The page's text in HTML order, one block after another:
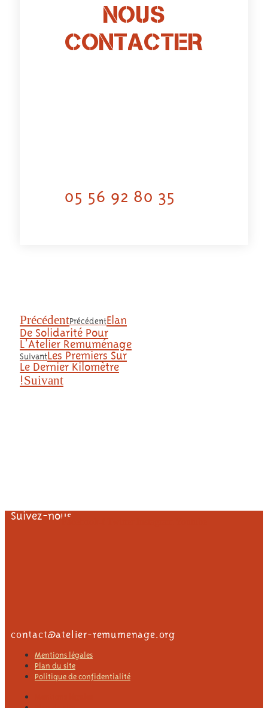
NOUS
CONTACTER
05 56 92 80 35
Précédent PrécédentElan
De Solidarité Pour
L’Atelier Remuménage
SuivantLes Premiers Sur
Le Dernier Kilomètre
Suivant
Suivez-nous
Facebook-f
contact@atelier-remumenage.org
Mentions légales
Plan du site
Politique de confidentialité